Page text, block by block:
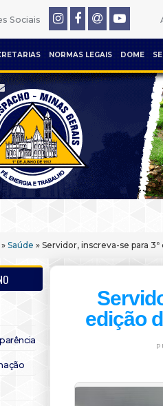
Sociais
NORMAS LEGAIS DOME
» Saúde » Servidor, inscreva-se para
edição